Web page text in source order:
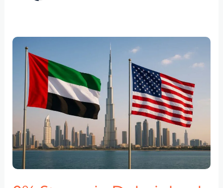
0%
Steuer
Dubai
durch
LLC
–
Ist
das